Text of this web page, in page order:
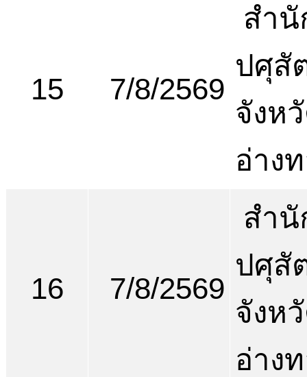
15 7/8/2569
สำนั
ปศุสั
จังห
อ่าง
16 7/8/2569
สำนั
ปศุสั
จังห
อ่าง